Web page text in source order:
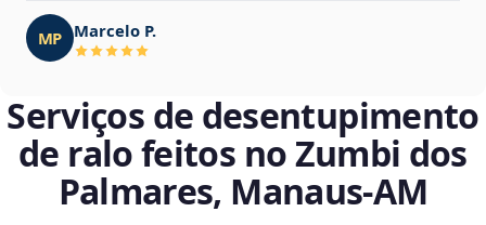
MP Marcelo P.
Serviços de desentupimento
de ralo feitos no Zumbi dos
Palmares, Manaus‑AM